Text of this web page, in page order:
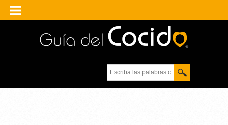
Escriba las palabras
clave.